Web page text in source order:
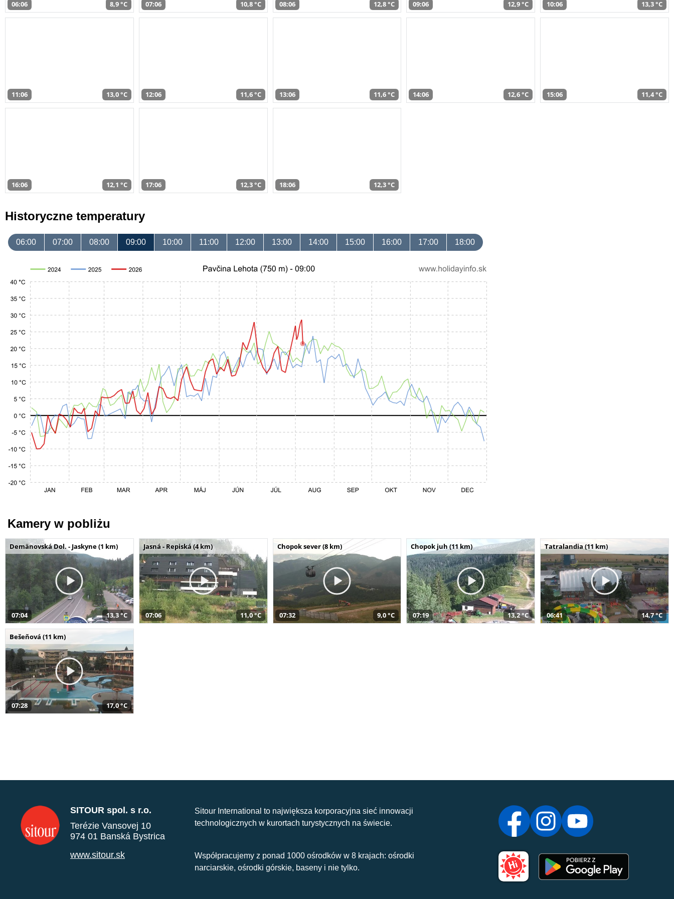
06:06 8,9 °C 07:06 10,8 °C 08:06 12,8 °C 09:06 12,9 °C 10:06 13,3 °C
11:06 13,0 °C 12:06 11,6 °C 13:06 11,6 °C 14:06 12,6 °C 15:06 11,4 °C
16:06 12,1 °C 17:06 12,3 °C 18:06 12,3 °C
Historyczne temperatury
06:00 07:00 08:00 09:00 10:00 11:00 12:00 13:00 14:00 15:00 16:00 17:00 18:00
Kamery w pobliżu
Demänovská Dol. - Jaskyne (1 km)
07:04 13,3 °C
Jasná - Repiská (4 km)
07:06 11,0 °C
Chopok sever (8 km)
07:32 9,0 °C
Chopok juh (11 km)
07:19 13,2 °C
Tatralandia (11 km)
06:41 14,7 °C
Bešeňová (11 km)
07:28 17,0 °C
SITOUR spol. s r.o.
Terézie Vansovej 10
974 01 Banská Bystrica
www.sitour.sk
Sitour International to największa korporacyjna sieć innowacji
technologicznych w kurortach turystycznych na świecie.
Współpracujemy z ponad 1000 ośrodków w 8 krajach: ośrodki
narciarskie, ośrodki górskie, baseny i nie tylko.